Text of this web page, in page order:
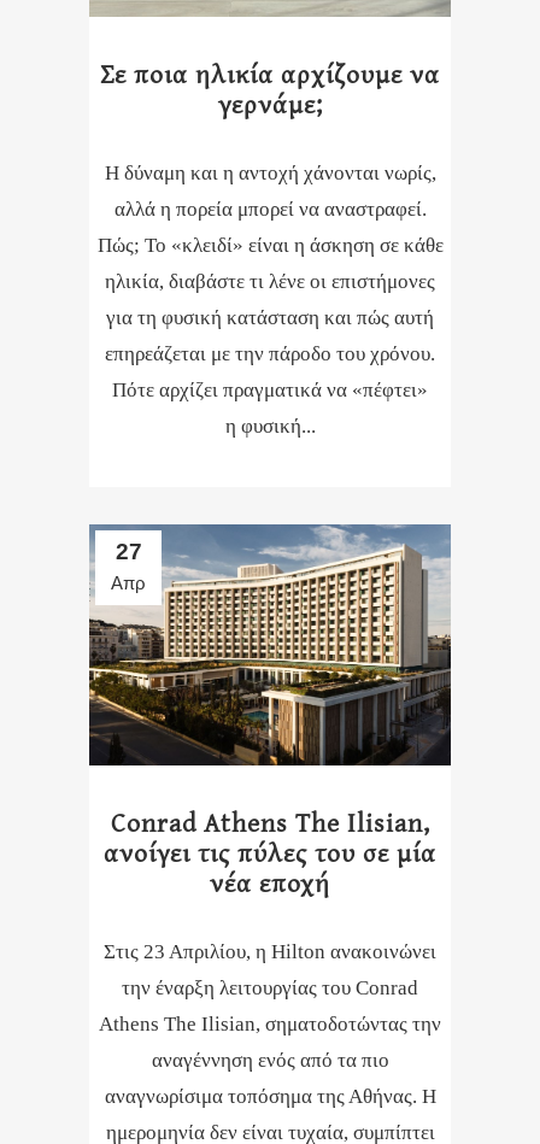
Σε ποια ηλικία αρχίζουμε να
γερνάμε;
Η δύναμη και η αντοχή χάνονται νωρίς,
αλλά η πορεία μπορεί να αναστραφεί.
Πώς; Το «κλειδί» είναι η άσκηση σε κάθε
ηλικία, διαβάστε τι λένε οι επιστήμονες
για τη φυσική κατάσταση και πώς αυτή
επηρεάζεται με την πάροδο του χρόνου.
Πότε αρχίζει πραγματικά να «πέφτει»
η φυσική...
27
Απρ
Conrad Athens The Ilisian,
ανοίγει τις πύλες του σε μία
νέα εποχή
Στις 23 Απριλίου, η Hilton ανακοινώνει
την έναρξη λειτουργίας του Conrad
Athens The Ilisian, σηματοδοτώντας την
αναγέννηση ενός από τα πιο
αναγνωρίσιμα τοπόσημα της Αθήνας. Η
ημερομηνία δεν είναι τυχαία, συμπίπτει